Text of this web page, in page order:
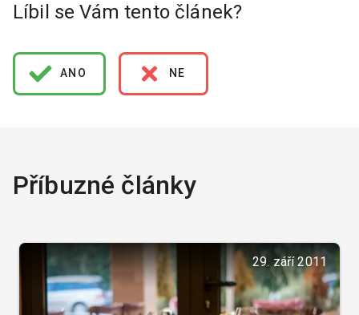
Líbil se Vám tento článek?
ANO NE
Příbuzné články
29. září 2011